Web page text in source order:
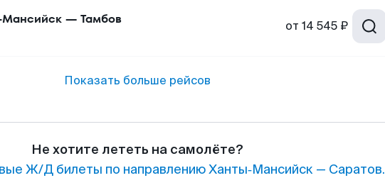
Мансийск — Тамбов от 14 545 ₽
Показать больше рейсов
Не хотите лететь на самолёте?
Ж/Д билеты по направлению Ханты‑Мансийск — Саратов.